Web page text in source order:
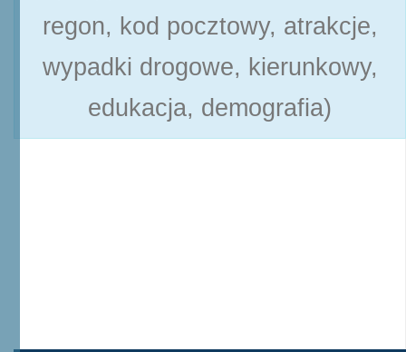
regon, kod pocztowy, atrakcje,
wypadki drogowe, kierunkowy,
edukacja, demografia)